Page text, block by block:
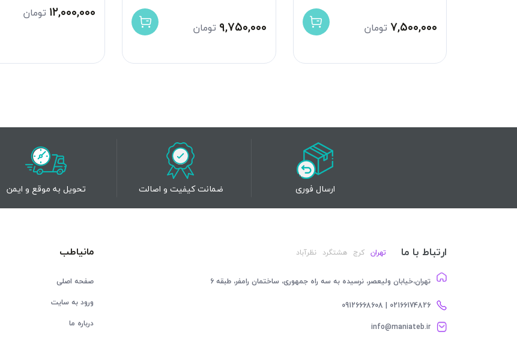
۷,۵۰۰,۰۰۰ تومان ۹,۷۵۰,۰۰۰ تومان
۱۲,۰۰۰,۰۰۰ تومان
ارسال فوری ضمانت کیفیت و اصالت تحویل به موقع و ایمن
ارتباط با ما تهران کرج هشتگرد نظرآباد
تهران،خیابان ولیعصر، نرسیده به سه راه جمهوری، ساختمان رامفر، طبقه 6
02166174826 | 09126668608
info@maniateb.ir
مانیاطب
صفحه اصلی
ورود به سایت
درباره ما